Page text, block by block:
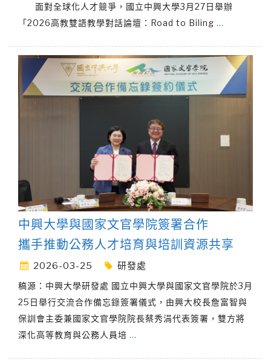
面對全球化人才競爭，國立中興大學3月27日舉辦
「2026高教雙語教學對話論壇：Road to Biling …
中興大學與國家文官學院簽署合作
攜手推動公務人才培育與培訓資源共享
2026-03-25 研發處
稿源：中興大學研發處 國立中興大學與國家文官學院於3月
25日舉行交流合作備忘錄簽署儀式，由興大校長詹富智與
保訓會主委兼國家文官學院院長蔡秀涓代表簽署，雙方將
深化高等教育與公務人員培 …